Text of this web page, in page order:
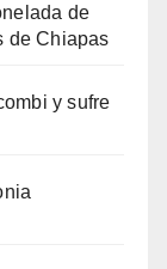
de
de Chiapas
y sufre